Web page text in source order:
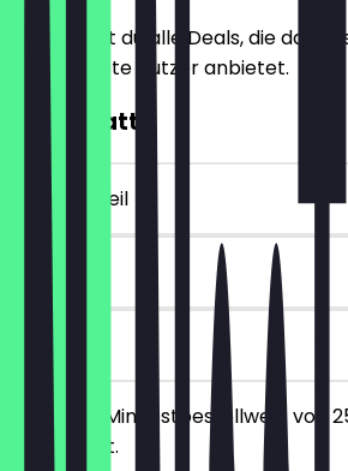
Hier findest du alle Deals, die das
für NeoTaste Nutzer anbietet.
10€ Rabatt
~10 € Vorteil
90 Tage
vor Ort
Ab einem Mindestbestellwert von
10€ Rabatt.